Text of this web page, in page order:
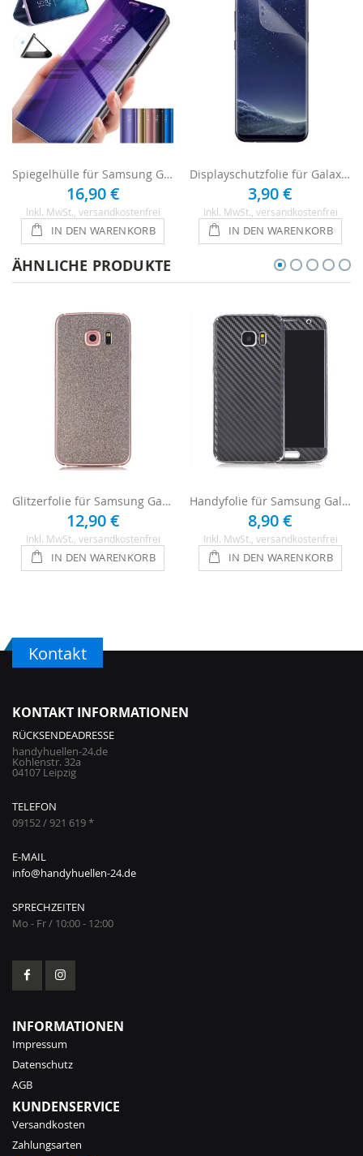
Spiegelhülle für Samsung Galaxy S8
16,90 €
Inkl. MwSt. , versandkostenfrei
IN DEN WARENKORB
Displayschutzfolie für Galaxy S8 - 1 x Clear
3,90 €
Inkl. MwSt. , versandkostenfrei
IN DEN WARENKORB
ÄHNLICHE PRODUKTE
Glitzerfolie für Samsung Galaxy S8 - Anthrazit
12,90 €
Inkl. MwSt. , versandkostenfrei
IN DEN WARENKORB
Handyfolie für Samsung Galaxy S8 - Carbon
8,90 €
Inkl. MwSt. , versandkostenfrei
IN DEN WARENKORB
Kontakt
KONTAKT INFORMATIONEN
RÜCKSENDEADRESSE
handyhuellen-24.de
Kohlenstr. 32a
04107 Leipzig
TELEFON
09152 / 921 619 *
E-MAIL
info@handyhuellen-24.de
SPRECHZEITEN
Mo - Fr / 10:00 - 12:00
INFORMATIONEN
Impressum
Datenschutz
AGB
KUNDENSERVICE
Versandkosten
Zahlungsarten